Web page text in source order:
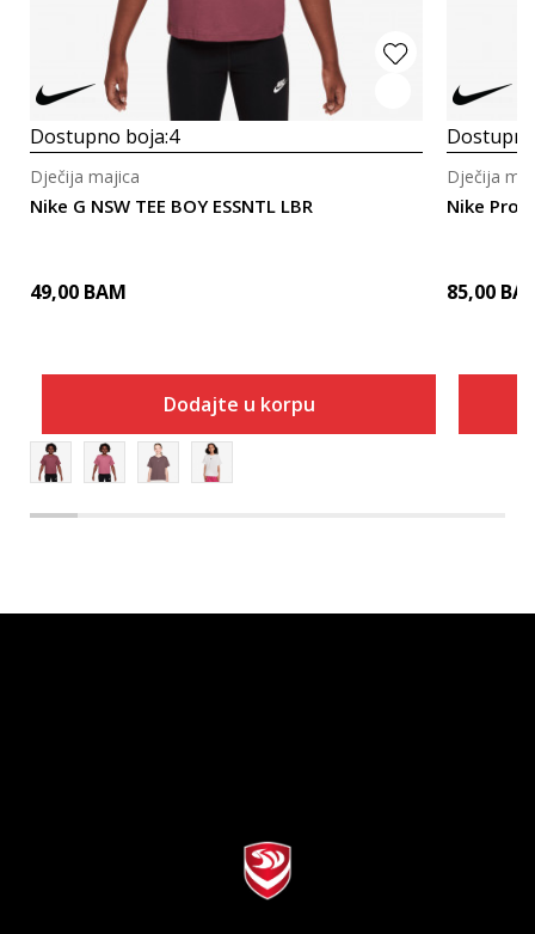
Dostupno boja:4
Nike G NSW TEE BOY ESSNTL LBR
Dječija majica
49,00 BAM
Dodajte u korpu
Nike Pro
Dječija
85,00